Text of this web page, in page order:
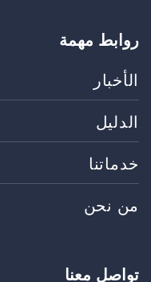
روابط مهمة
الأخبار
الدليل
خدماتنا
من نحن
تواصل معنا